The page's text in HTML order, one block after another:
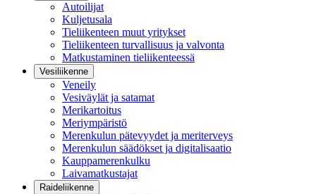
Autoilijat
Kuljetusala
Tieliikenteen muut yritykset
Tieliikenteen turvallisuus ja valvonta
Matkustaminen tieliikenteessä
Vesiliikenne
Veneily
Vesiväylät ja satamat
Merikartoitus
Meriympäristö
Merenkulun pätevyydet ja meriterveys
Merenkulun säädökset ja digitalisaatio
Kauppamerenkulku
Laivamatkustajat
Raideliikenne